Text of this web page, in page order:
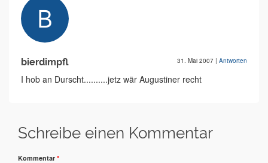
bierdimpfl 31. Mai 2007 | Antworten
I hob an Durscht..........jetz wär Augustiner recht
Schreibe einen Kommentar
Kommentar *